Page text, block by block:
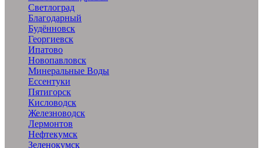
Светлоград
Благодарный
Будённовск
Георгиевск
Ипатово
Новопавловск
Минеральные Воды
Ессентуки
Пятигорск
Кисловодск
Железноводск
Лермонтов
Нефтекумск
Зеленокумск